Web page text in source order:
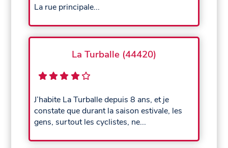
La rue principale...
La Turballe (44420)
J’habite La Turballe depuis 8 ans, et je
constate que durant la saison estivale, les
gens, surtout les cyclistes, ne...